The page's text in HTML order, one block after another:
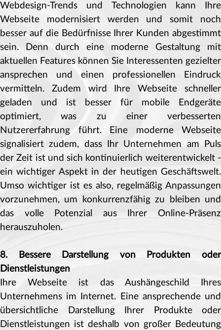
Webdesign-Trends und Technologien kann Ihre
Webseite modernisiert werden und somit noch
besser auf die Bedürfnisse Ihrer Kunden abgestimmt
sein. Denn durch eine moderne Gestaltung mit
aktuellen Features können Sie Interessenten gezielter
ansprechen und einen professionellen Eindruck
vermitteln. Zudem wird Ihre Webseite schneller
geladen und ist besser für mobile Endgeräte
optimiert, was zu einer verbesserten
Nutzererfahrung führt. Eine moderne Webseite
signalisiert zudem, dass Ihr Unternehmen am Puls
der Zeit ist und sich kontinuierlich weiterentwickelt -
ein wichtiger Aspekt in der heutigen Geschäftswelt.
Umso wichtiger ist es also, regelmäßig Anpassungen
vorzunehmen, um konkurrenzfähig zu bleiben und
das volle Potenzial aus Ihrer Online-Präsenz
herauszuholen.
8. Bessere Darstellung von Produkten oder
Dienstleistungen
Ihre Webseite ist das Aushängeschild Ihres
Unternehmens im Internet. Eine ansprechende und
übersichtliche Darstellung Ihrer Produkte oder
Dienstleistungen ist deshalb von großer Bedeutung